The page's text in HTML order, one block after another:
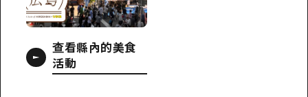
廣島縣充滿了與美食相關的活動和活動！
不妨來體驗一下廣島美食的美味吧。